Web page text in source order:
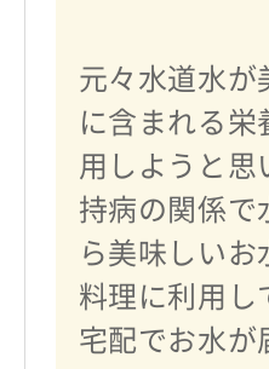
元々水道水が
に含まれる栄
用しようと思
持病の関係で
ら美味しいお
料理に利用し
宅配でお水が